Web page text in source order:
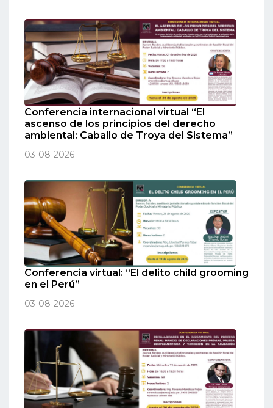
Conferencia internacional virtual “El
ascenso de los principios del derecho
ambiental: Caballo de Troya del Sistema”
03-08-2026
Conferencia virtual: “El delito child grooming
en el Perú”
03-08-2026